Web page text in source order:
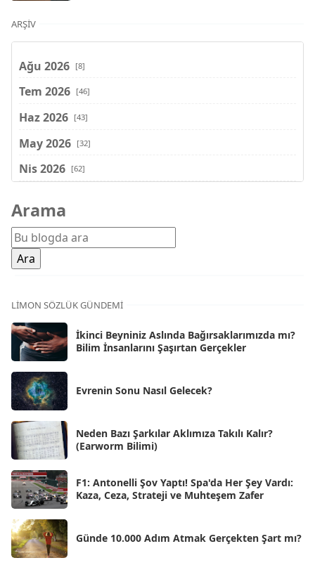
ARŞIV
Ağu 2026 [8]
Tem 2026 [46]
Haz 2026 [43]
May 2026 [32]
Nis 2026 [62]
Şub 2026
Oca 2026 [72]
Ara 2025
Kas 2025
Eki 2025
Eyl 2025 [56]
Ağu 2025
Tem 2025
Haz 2025
May 2025 [54]
Nis 2025 [56]
Mar 2025
Şub 2025
Oca 2025
Arama
LIMON SÖZLÜK GÜNDEMI
İkinci Beyniniz Aslında Bağırsaklarımızda mı?
Bilim İnsanlarını Şaşırtan Gerçekler
Evrenin Sonu Nasıl Gelecek?
Neden Bazı Şarkılar Aklımıza Takılı Kalır?
(Earworm Bilimi)
F1: Antonelli Şov Yaptı! Spa'da Her Şey Vardı:
Kaza, Ceza, Strateji ve Muhteşem Zafer
Günde 10.000 Adım Atmak Gerçekten Şart mı?